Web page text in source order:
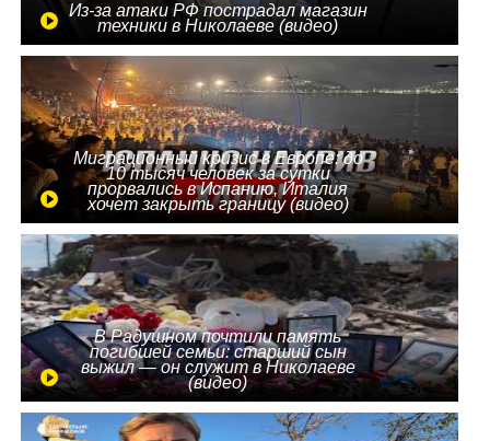
Из-за атаки РФ пострадал магазин
техники в Николаеве (видео)
Миграционный кризис в Европе: до
10 тысяч человек за сутки
прорвались в Испанию, Италия
хочет закрыть границу (видео)
В Радушном почтили память
погибшей семьи: старший сын
выжил — он служит в Николаеве
(видео)